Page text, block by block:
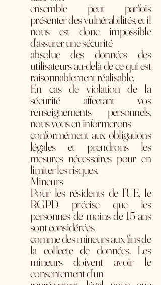
ensemble peut parfois
présenter des vulnérabilités, et il
nous est donc impossible
d'assurer une sécurité
absolue des données des
utilisateurs au-delà de ce qui est
raisonnablement réalisable.
En cas de violation de la
sécurité affectant vos
renseignements personnels,
nous vous en informerons
conformément aux obligations
légales et prendrons les
mesures nécessaires pour en
limiter les risques.
Mineurs
Pour les résidents de l’UE, le
RGPD précise que les
personnes de moins de 15 ans
sont considérées
comme des mineurs aux fins de
la collecte de données. Les
mineurs doivent avoir le
consentement d’un